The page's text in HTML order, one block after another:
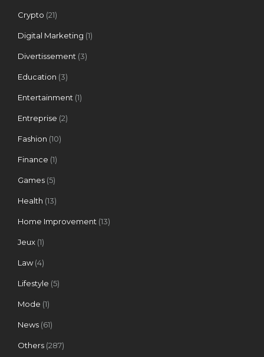
Crypto (21)
Digital Marketing (1)
Divertissement (3)
Education (3)
Entertainment (1)
Entreprise (2)
Fashion (10)
Finance (1)
Games (5)
Health (13)
Home Improvement (13)
Jeux (1)
Law(4)
Lifestyle (5)
Mode (1)
News (61)
Others (287)